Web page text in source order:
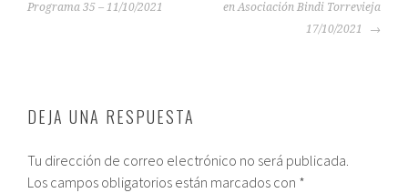
Programa 35 – 11/10/2021
en Asociación Bindi Torrevieja
17/10/2021
DEJA UNA RESPUESTA
Tu dirección de correo electrónico no será publicada.
Los campos obligatorios están marcados con *